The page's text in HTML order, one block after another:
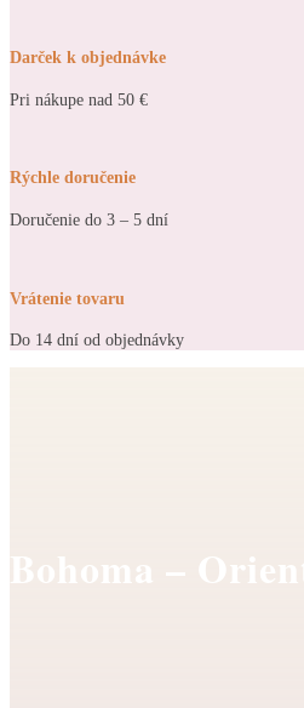
Darček k objednávke
Pri nákupe nad 50 €
Rýchle doručenie
Doručenie do 3 – 5 dní
Vrátenie tovaru
Do 14 dní od objednávky
Bohoma –